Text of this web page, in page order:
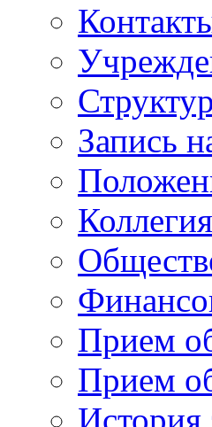
Запись
Прием
Прием
История